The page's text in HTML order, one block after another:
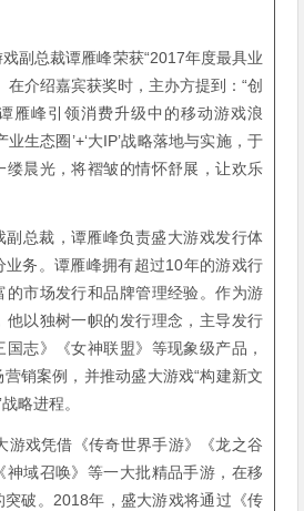
总裁谭雁峰荣获“2017年度最具业
在介绍嘉宾获奖时，主办方提到：“创
雁峰引领消费升级中的移动游戏浪
生态圈’+‘大IP’战略落地与实施，于
缕晨光，将褶皱的情怀舒展，让欢乐
总裁，谭雁峰负责盛大游戏发行体
业务。谭雁峰拥有超过10年的游戏行
的市场发行和品牌管理经验。作为游
他以独树一帜的发行理念，主导发行
志》《女神联盟》等现象级产品，
销案例，并推动盛大游戏“构建新文
略进程。
戏凭借《传奇世界手游》《龙之谷
神域召唤》等一大批精品手游，在移
破。2018年，盛大游戏将通过《传